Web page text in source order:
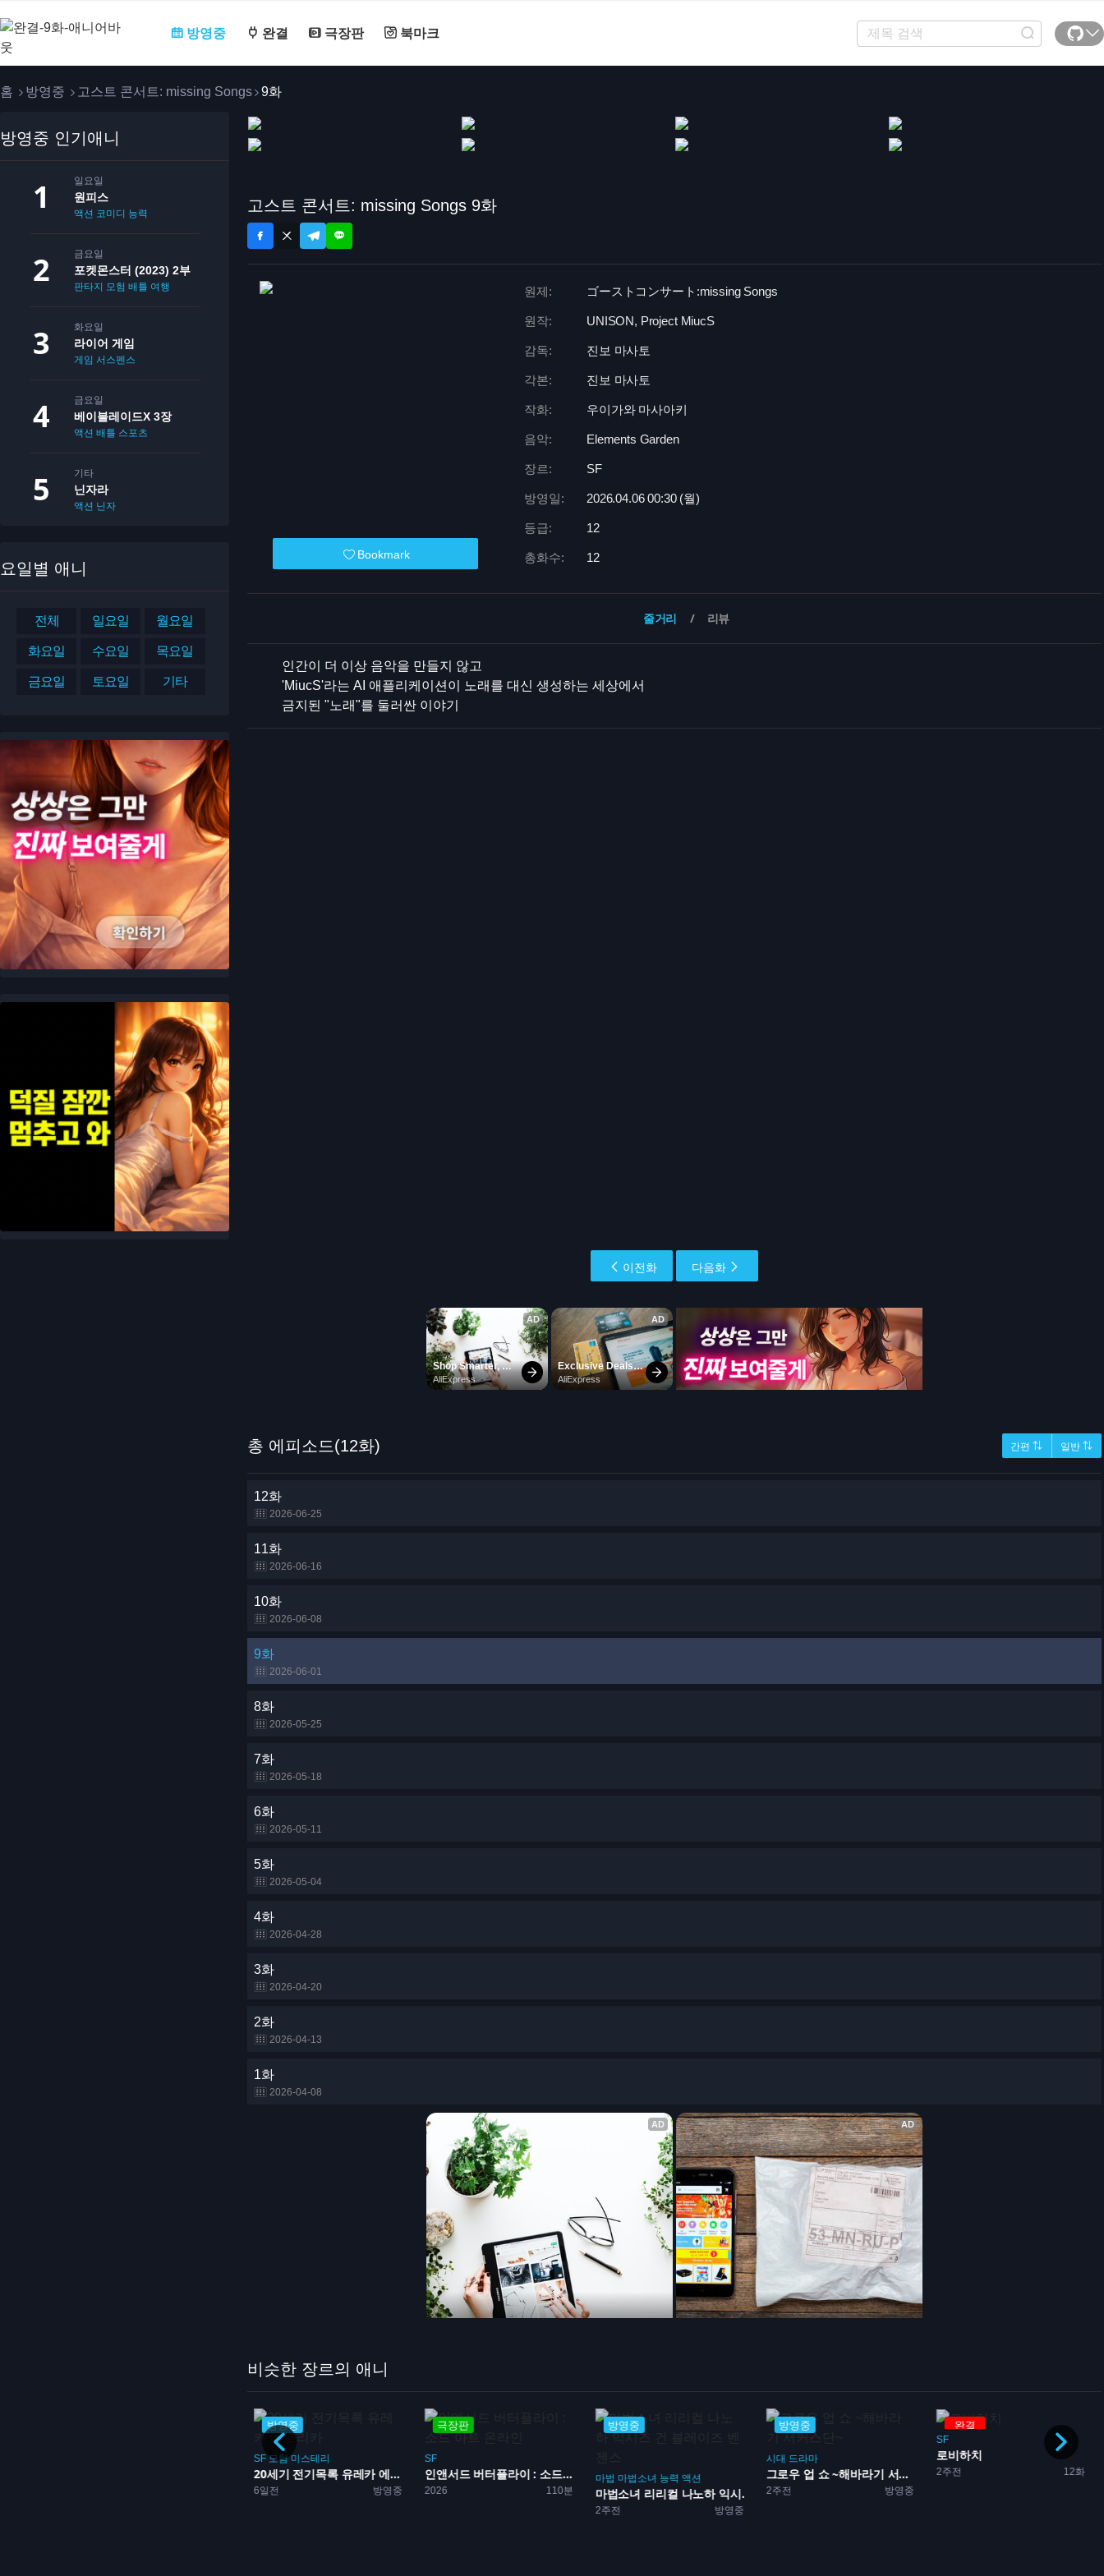
방영중 완결 극장판 북마크
홈 방영중 고스트 콘서트: missing Songs 9화
방영중 인기애니
일요일
원피스
액션 코미디 능력
금요일
포켓몬스터 (2023) 2부
판타지 모험 배틀 여행
화요일
라이어 게임
게임 서스펜스
금요일
베이블레이드X 3장
액션 배틀 스포츠
기타
닌자라
액션 닌자
요일별 애니
전체 일요일 월요일
화요일 수요일 목요일
금요일 토요일 기타
고스트 콘서트: missing Songs 9화
Bookmark
원제: ゴーストコンサート:missing Songs
원작: UNISON, Project MiucS
감독: 진보 마사토
각본: 진보 마사토
작화: 우이가와 마사아키
음악: Elements Garden
장르: SF
방영일: 2026.04.06 00:30 (월)
등급: 12
총화수: 12
줄거리 리뷰
인간이 더 이상 음악을 만들지 않고
'MiucS'라는 AI 애플리케이션이 노래를 대신 생성하는 세상에서
금지된 "노래"를 둘러싼 이야기
이전화 다음화
총 에피소드(12화) 간편 ⇅ 일반 ⇅
12화
2026-06-25
11화
2026-06-16
10화
2026-06-08
9화
2026-06-01
8화
2026-05-25
7화
2026-05-18
6화
2026-05-11
5화
2026-05-04
4화
2026-04-28
3화
2026-04-20
2화
2026-04-13
1화
2026-04-08
비슷한 장르의 애니
방영중
SF 모험 미스테리
6일전 방영중
20세기 전기목록 유레카 에...
극장판
SF
2026 110분
인앤서드 버터플라이 : 소드...
방영중
마법 마법소녀 능력 액션
2주전 방영중
마법소녀 리리컬 나노하 익시...
방영중
시대 드라마
2주전 방영중
그로우 업 쇼 ~해바라기 서...
완결
SF
2주전 12화
로비하치